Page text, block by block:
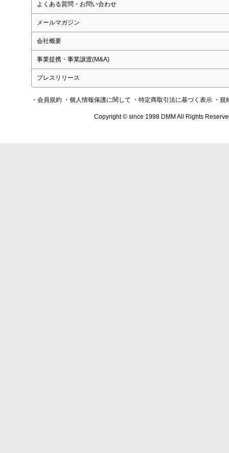
よくある質問・お問い合わせ
メールマガジン
会社概要
事業提携・事業譲渡(M&A)
プレスリリース
・会員規約 ・個人情報保護に関して ・特定商取引法に基づく表示 ・規
Copyright © since 1998 DMM All Rights